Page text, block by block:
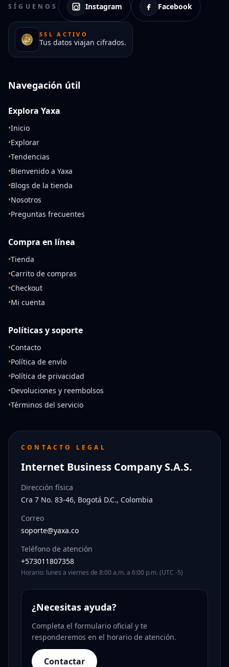
SÍGUENOS Instagram Facebook
SSL ACTIVO
Tus datos viajan cifrados.
Navegación útil
Explora Yaxa
•Inicio
•Explorar
•Tendencias
•Bienvenido a Yaxa
•Blogs de la tienda
•Nosotros
•Preguntas frecuentes
Compra en línea
•Tienda
•Carrito de compras
•Checkout
•Mi cuenta
Políticas y soporte
•Contacto
•Política de envío
•Política de privacidad
•Devoluciones y reembolsos
•Términos del servicio
CONTACTO LEGAL
Internet Business Company S.A.S.
Dirección física
Cra 7 No. 83-46, Bogotá D.C., Colombia
Correo
soporte@yaxa.co
Teléfono de atención
+573011807358
Horario: lunes a viernes de 8:00 a.m. a 6:00 p.m. (UTC -5)
¿Necesitas ayuda?
Completa el formulario oficial y te
responderemos en el horario de atención.
Contactar